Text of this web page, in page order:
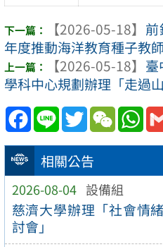
相關公告
2026-08-04 設備組
慈濟大學辦理「社會情
討會」
【2026-05-18】
年度推動海洋教育種子教
【2026-05-18】
學科中心規劃辦理「走過
Facebook
Line Twitter